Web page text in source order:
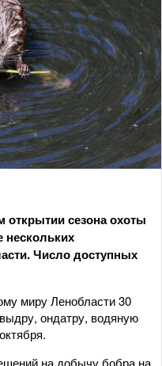
сезона охоты
нескольких
Число доступных
миру Ленобласти 30
ондатру, водяную
на добычу бобра на